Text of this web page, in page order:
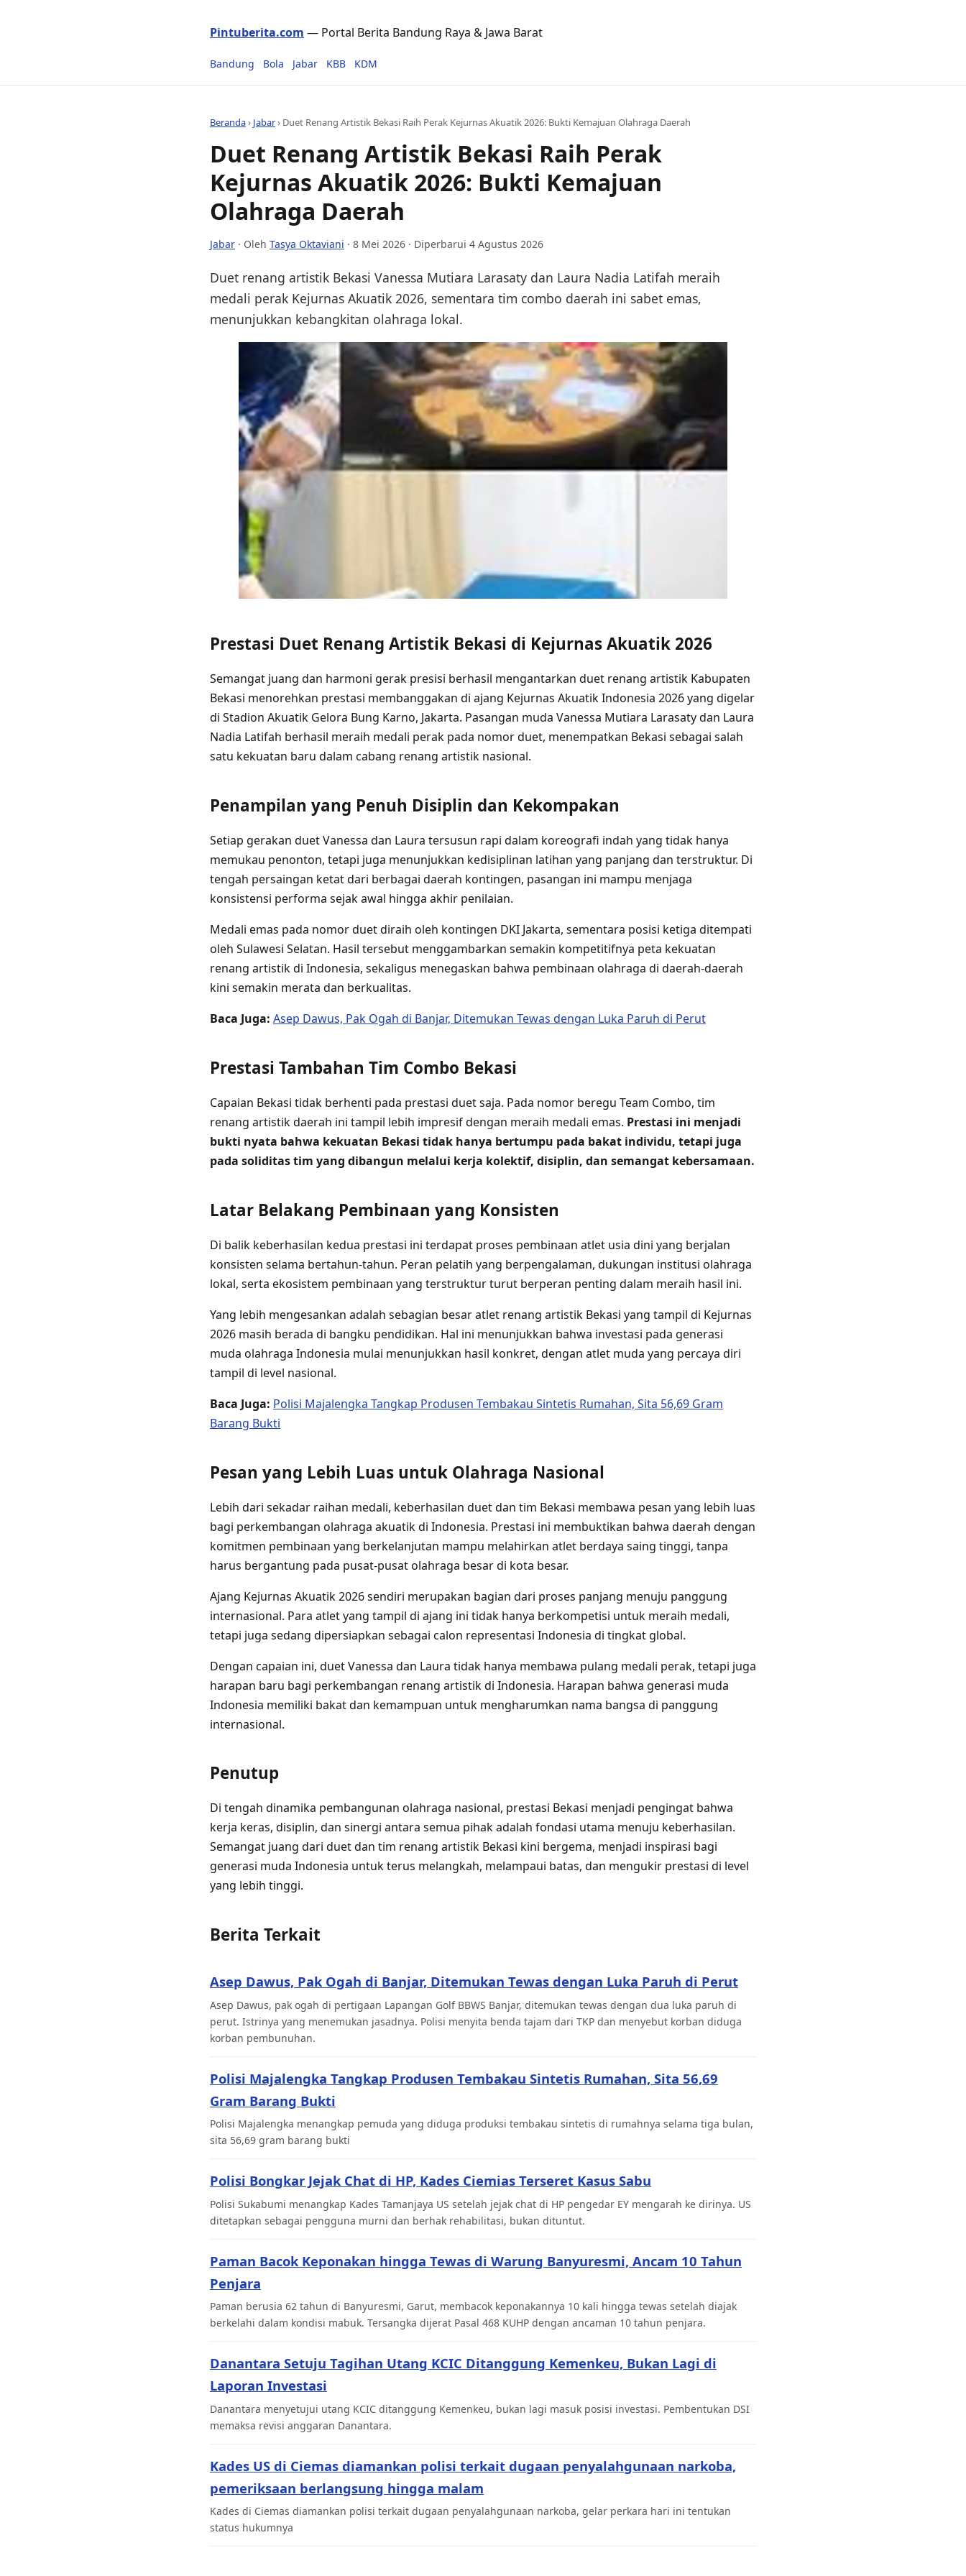
Pintuberita.com — Portal Berita Bandung Raya & Jawa Barat
Bandung Bola Jabar KBB KDM
Beranda› Jabar› Duet Renang Artistik Bekasi Raih Perak Kejurnas Akuatik 2026: Bukti Kemajuan Olahraga Daerah
Duet Renang Artistik Bekasi Raih Perak
Kejurnas Akuatik 2026: Bukti Kemajuan
Olahraga Daerah
Jabar · Oleh Tasya Oktaviani · 8 Mei 2026 · Diperbarui 4 Agustus 2026
Duet renang artistik Bekasi Vanessa Mutiara Larasaty dan Laura Nadia Latifah meraih
medali perak Kejurnas Akuatik 2026, sementara tim combo daerah ini sabet emas,
menunjukkan kebangkitan olahraga lokal.
Prestasi Duet Renang Artistik Bekasi di Kejurnas Akuatik 2026
Semangat juang dan harmoni gerak presisi berhasil mengantarkan duet renang artistik Kabupaten
Bekasi menorehkan prestasi membanggakan di ajang Kejurnas Akuatik Indonesia 2026 yang digelar
di Stadion Akuatik Gelora Bung Karno, Jakarta. Pasangan muda Vanessa Mutiara Larasaty dan Laura
Nadia Latifah berhasil meraih medali perak pada nomor duet, menempatkan Bekasi sebagai salah
satu kekuatan baru dalam cabang renang artistik nasional.
Penampilan yang Penuh Disiplin dan Kekompakan
Setiap gerakan duet Vanessa dan Laura tersusun rapi dalam koreografi indah yang tidak hanya
memukau penonton, tetapi juga menunjukkan kedisiplinan latihan yang panjang dan terstruktur. Di
tengah persaingan ketat dari berbagai daerah kontingen, pasangan ini mampu menjaga
konsistensi performa sejak awal hingga akhir penilaian.
Medali emas pada nomor duet diraih oleh kontingen DKI Jakarta, sementara posisi ketiga ditempati
oleh Sulawesi Selatan. Hasil tersebut menggambarkan semakin kompetitifnya peta kekuatan
renang artistik di Indonesia, sekaligus menegaskan bahwa pembinaan olahraga di daerah-daerah
kini semakin merata dan berkualitas.
Baca Juga: Asep Dawus, Pak Ogah di Banjar, Ditemukan Tewas dengan Luka Paruh di Perut
Prestasi Tambahan Tim Combo Bekasi
Capaian Bekasi tidak berhenti pada prestasi duet saja. Pada nomor beregu Team Combo, tim
renang artistik daerah ini tampil lebih impresif dengan meraih medali emas. Prestasi ini menjadi
bukti nyata bahwa kekuatan Bekasi tidak hanya bertumpu pada bakat individu, tetapi juga
pada soliditas tim yang dibangun melalui kerja kolektif, disiplin, dan semangat kebersamaan.
Latar Belakang Pembinaan yang Konsisten
Di balik keberhasilan kedua prestasi ini terdapat proses pembinaan atlet usia dini yang berjalan
konsisten selama bertahun-tahun. Peran pelatih yang berpengalaman, dukungan institusi olahraga
lokal, serta ekosistem pembinaan yang terstruktur turut berperan penting dalam meraih hasil ini.
Yang lebih mengesankan adalah sebagian besar atlet renang artistik Bekasi yang tampil di Kejurnas
2026 masih berada di bangku pendidikan. Hal ini menunjukkan bahwa investasi pada generasi
muda olahraga Indonesia mulai menunjukkan hasil konkret, dengan atlet muda yang percaya diri
tampil di level nasional.
Baca Juga: Polisi Majalengka Tangkap Produsen Tembakau Sintetis Rumahan, Sita 56,69 Gram
Barang Bukti
Pesan yang Lebih Luas untuk Olahraga Nasional
Lebih dari sekadar raihan medali, keberhasilan duet dan tim Bekasi membawa pesan yang lebih luas
bagi perkembangan olahraga akuatik di Indonesia. Prestasi ini membuktikan bahwa daerah dengan
komitmen pembinaan yang berkelanjutan mampu melahirkan atlet berdaya saing tinggi, tanpa
harus bergantung pada pusat-pusat olahraga besar di kota besar.
Ajang Kejurnas Akuatik 2026 sendiri merupakan bagian dari proses panjang menuju panggung
internasional. Para atlet yang tampil di ajang ini tidak hanya berkompetisi untuk meraih medali,
tetapi juga sedang dipersiapkan sebagai calon representasi Indonesia di tingkat global.
Dengan capaian ini, duet Vanessa dan Laura tidak hanya membawa pulang medali perak, tetapi juga
harapan baru bagi perkembangan renang artistik di Indonesia. Harapan bahwa generasi muda
Indonesia memiliki bakat dan kemampuan untuk mengharumkan nama bangsa di panggung
internasional.
Penutup
Di tengah dinamika pembangunan olahraga nasional, prestasi Bekasi menjadi pengingat bahwa
kerja keras, disiplin, dan sinergi antara semua pihak adalah fondasi utama menuju keberhasilan.
Semangat juang dari duet dan tim renang artistik Bekasi kini bergema, menjadi inspirasi bagi
generasi muda Indonesia untuk terus melangkah, melampaui batas, dan mengukir prestasi di level
yang lebih tinggi.
Berita Terkait
Asep Dawus, Pak Ogah di Banjar, Ditemukan Tewas dengan Luka Paruh di Perut
Asep Dawus, pak ogah di pertigaan Lapangan Golf BBWS Banjar, ditemukan tewas dengan dua luka paruh di
perut. Istrinya yang menemukan jasadnya. Polisi menyita benda tajam dari TKP dan menyebut korban diduga
korban pembunuhan.
Polisi Majalengka Tangkap Produsen Tembakau Sintetis Rumahan, Sita 56,69
Gram Barang Bukti
Polisi Majalengka menangkap pemuda yang diduga produksi tembakau sintetis di rumahnya selama tiga bulan,
sita 56,69 gram barang bukti
Polisi Bongkar Jejak Chat di HP, Kades Ciemias Terseret Kasus Sabu
Polisi Sukabumi menangkap Kades Tamanjaya US setelah jejak chat di HP pengedar EY mengarah ke dirinya. US
ditetapkan sebagai pengguna murni dan berhak rehabilitasi, bukan dituntut.
Paman Bacok Keponakan hingga Tewas di Warung Banyuresmi, Ancam 10 Tahun
Penjara
Paman berusia 62 tahun di Banyuresmi, Garut, membacok keponakannya 10 kali hingga tewas setelah diajak
berkelahi dalam kondisi mabuk. Tersangka dijerat Pasal 468 KUHP dengan ancaman 10 tahun penjara.
Danantara Setuju Tagihan Utang KCIC Ditanggung Kemenkeu, Bukan Lagi di
Laporan Investasi
Danantara menyetujui utang KCIC ditanggung Kemenkeu, bukan lagi masuk posisi investasi. Pembentukan DSI
memaksa revisi anggaran Danantara.
Kades US di Ciemas diamankan polisi terkait dugaan penyalahgunaan narkoba,
pemeriksaan berlangsung hingga malam
Kades di Ciemas diamankan polisi terkait dugaan penyalahgunaan narkoba, gelar perkara hari ini tentukan
status hukumnya